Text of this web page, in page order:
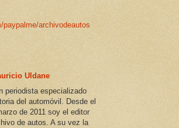
archivodeautos
Uldane
periodista especializado
del automóvil. Desde el
de 2011 soy el editor
de autos. A su vez la